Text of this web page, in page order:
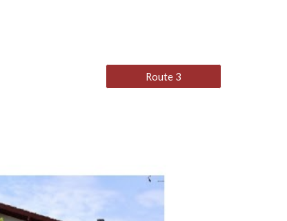
Route 3